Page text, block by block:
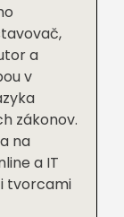
a
v
zákonov.
na
a IT
tvorcami